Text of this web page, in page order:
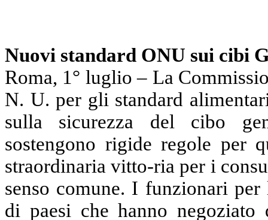
Nuovi standard ONU sui cibi
Roma, 1° luglio – La
N. U. per gli standard
sulla sicurezza del cibo
sostengono rigide regole per
straordinaria vitto-ria per i
senso comune. I funzionari
di paesi che hanno negoziato